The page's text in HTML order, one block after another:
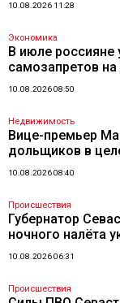
10.08.2026 11:28
Экономика
В июле россияне
самозапретов
10.08.2026 08:50
Недвижимость
Вице-премьер
дольщиков в
10.08.2026 08:40
Происшествия
Губернатор
ночного налёта
10.08.2026 06:31
Происшествия